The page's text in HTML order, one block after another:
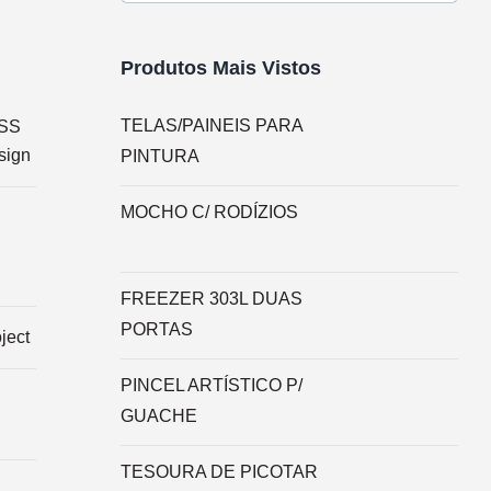
Produtos Mais Vistos
TELAS/PAINEIS PARA
PINTURA
MOCHO C/ RODÍZIOS
FREEZER 303L DUAS
PORTAS
PINCEL ARTÍSTICO P/
GUACHE
TESOURA DE PICOTAR